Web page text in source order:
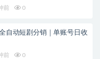
前 0
自动短剧分销｜单账号日收
前 0